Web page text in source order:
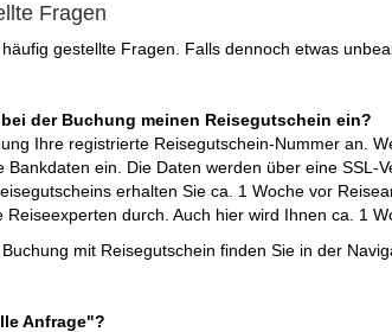
Fragen
gestellte Fragen. Falls dennoch etwas
der Buchung meinen Reisegutschein ein?
Ihre registrierte Reisegutschein-Nummer an.
Bankdaten ein. Die Daten werden über eine
erhalten Sie ca. 1 Woche vor
durch. Auch hier wird Ihnen ca. 1
mit Reisegutschein finden Sie in der
Anfrage"?